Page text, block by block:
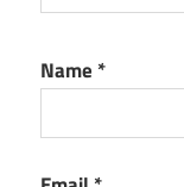
Name *